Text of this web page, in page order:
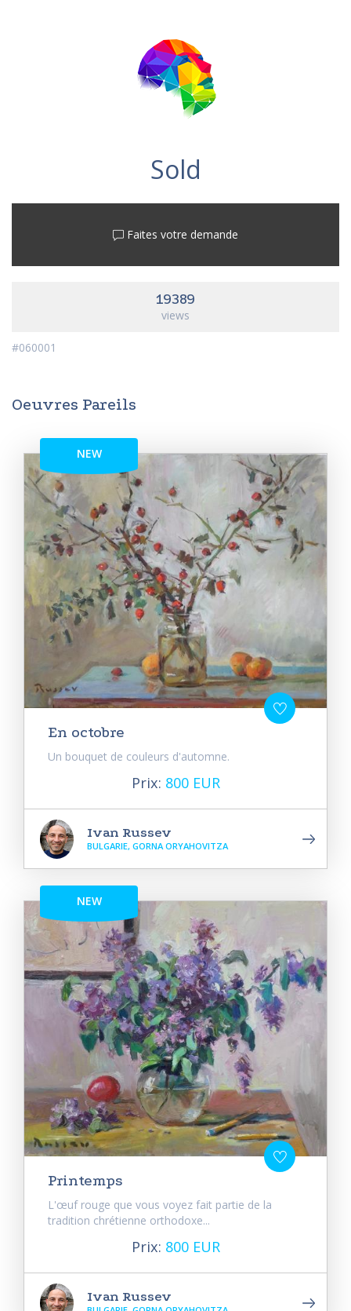
Sold
Faites votre demande
19389
views
#060001
Oeuvres Pareils
NEW
En octobre
Un bouquet de couleurs d'automne.
Prix: 800 EUR
Ivan Russev
BULGARIE, GORNA ORYAHOVITZA
NEW
Printemps
L'œuf rouge que vous voyez fait partie de la
tradition chrétienne orthodoxe...
Prix: 800 EUR
Ivan Russev